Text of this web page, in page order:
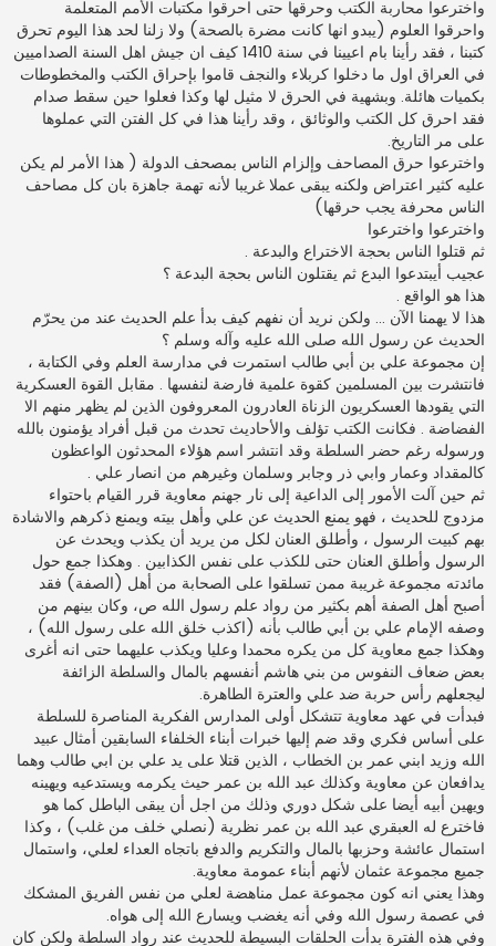
واخترعوا محاربة الكتب وحرقها حتى احرقوا مكتبات الأمم المتعلمة
واحرقوا العلوم (يبدو انها كانت مضرة بالصحة) ولا زلنا لحد هذا اليوم تحرق
كتبنا ، فقد رأينا بام اعيينا في سنة 1410 كيف ان جيش اهل السنة الصداميين
في العراق اول ما دخلوا كربلاء والنجف قاموا بإحراق الكتب والمخطوطات
بكميات هائلة. وبشهية في الحرق لا مثيل لها وكذا فعلوا حين سقط صدام
فقد احرق كل الكتب والوثائق ، وقد رأينا هذا في كل الفتن التي عملوها
على مر التاريخ.
واخترعوا حرق المصاحف وإلزام الناس بمصحف الدولة ( هذا الأمر لم يكن
عليه كثير اعتراض ولكنه يبقى عملا غريبا لأنه تهمة جاهزة بان كل مصاحف
الناس محرفة يجب حرقها)
واخترعوا واخترعوا
ثم قتلوا الناس بحجة الاختراع والبدعة .
عجيب أيبتدعوا البدع ثم يقتلون الناس بحجة البدعة ؟
هذا هو الواقع .
هذا لا يهمنا الآن ... ولكن نريد أن نفهم كيف بدأ علم الحديث عند من يحرّم
الحديث عن رسول الله صلى الله عليه وآله وسلم ؟
إن مجموعة علي بن أبي طالب استمرت في مدارسة العلم وفي الكتابة ،
فانتشرت بين المسلمين كقوة علمية فارضة لنفسها . مقابل القوة العسكرية
التي يقودها العسكريون الزناة العادرون المعروفون الذين لم يظهر منهم الا
الفضاضة . فكانت الكتب تؤلف والأحاديث تحدث من قبل أفراد يؤمنون بالله
ورسوله رغم حضر السلطة وقد انتشر اسم هؤلاء المحدثون الواعظون
كالمقداد وعمار وابي ذر وجابر وسلمان وغيرهم من انصار علي .
ثم حين آلت الأمور إلى الداعية إلى نار جهنم معاوية قرر القيام باحتواء
مزدوج للحديث ، فهو يمنع الحديث عن علي وأهل بيته ويمنع ذكرهم والاشادة
بهم كبيت الرسول ، وأطلق العنان لكل من يريد أن يكذب ويحدث عن
الرسول وأطلق العنان حتى للكذب على نفس الكذابين . وهكذا جمع حول
مائدته مجموعة غريبة ممن تسلقوا على الصحابة من أهل (الصفة) فقد
أصبح أهل الصفة أهم بكثير من رواد علم رسول الله ص، وكان بينهم من
وصفه الإمام علي بن أبي طالب بأنه (اكذب خلق الله على رسول الله) ،
وهكذا جمع معاوية كل من يكره محمدا وعليا ويكذب عليهما حتى انه أغرى
بعض ضعاف النفوس من بني هاشم أنفسهم بالمال والسلطة الزائفة
ليجعلهم رأس حربة ضد علي والعترة الطاهرة.
فبدأت في عهد معاوية تتشكل أولى المدارس الفكرية المناصرة للسلطة
على أساس فكري وقد ضم إليها خبرات أبناء الخلفاء السابقين أمثال عبيد
الله وزيد ابني عمر بن الخطاب ، الذين قتلا على يد علي بن ابي طالب وهما
يدافعان عن معاوية وكذلك عبد الله بن عمر حيث يكرمه ويستدعيه ويهينه
ويهين أبيه أيضا على شكل دوري وذلك من اجل أن يبقى الباطل كما هو
فاخترع له العبقري عبد الله بن عمر نظرية (نصلي خلف من غلب) ، وكذا
استمال عائشة وحزبها بالمال والتكريم والدفع باتجاه العداء لعلي، واستمال
جميع مجموعة عثمان لأنهم أبناء عمومة معاوية.
وهذا يعني انه كون مجموعة عمل مناهضة لعلي من نفس الفريق المشكك
في عصمة رسول الله وفي أنه يغضب ويسارع الله إلى هواه.
وفي هذه الفترة بدأت الحلقات البسيطة للحديث عند رواد السلطة ولكن كان